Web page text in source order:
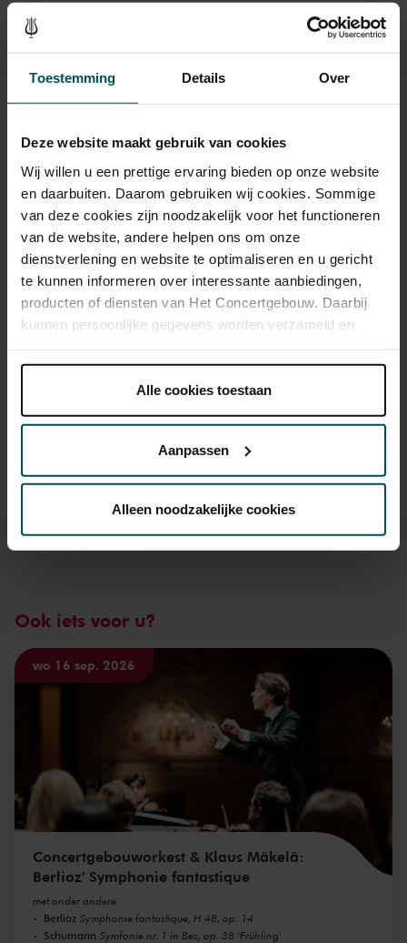
Toestemming Details Over
Deze website maakt gebruik van cookies
Wij willen u een prettige ervaring bieden op onze website
en daarbuiten. Daarom gebruiken wij cookies. Sommige
van deze cookies zijn noodzakelijk voor het functioneren
van de website, andere helpen ons om onze
dienstverlening en website te optimaliseren en u gericht
te kunnen informeren over interessante aanbiedingen,
producten of diensten van Het Concertgebouw. Daarbij
kunnen persoonlijke gegevens worden verzameld en
onder 'aanpassen' zelf welke cookies wij mogen
Lees onze cookieverklaring hier. Lees onze
Via decookieverklaringop onze website kunt u uw
Alle cookies toestaan
Aanpassen
Alleen noodzakelijke cookies
waarvan anderen hooguit kunnen dromen; bij Skrjabin sta je er
middenin. En oh, wat is het orkest hier een caleidoscoop van
Rang 1 Rang 2 Rang 3
€ 70,00
Drankjes zijn bij de prijs inbegrepen. Ben je jonger dan 30
jaar? Eventuele sprintkaarten zijn 4 uur van tevoren via de
sprintkaarten
Prijzen zijn exclusief transactiekosten: € 5 per bestelling. Wilt
u rolstoelplaatsen bestellen? Mail naar
Ook iets voor u?
wo 16 sep. 2026
Concertgebouworkest & Klaus Mäkelä:
Berlioz' Symphonie fantastique
met onder andere
Berlioz Symphonie fantastique, H 48, op. 14
Schumann Symfonie nr. 1 in Bes, op. 38 'Frühling'